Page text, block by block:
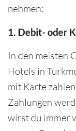
nehmen:
1. Debit- oder
In den meisten
Hotels in
mit Karte
Zahlungen
wirst du immer